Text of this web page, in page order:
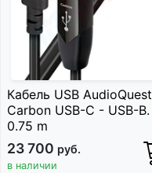
Кабель USB AudioQuest
Carbon USB-C - USB-B.
0.75 m
23 700 руб.
в наличии